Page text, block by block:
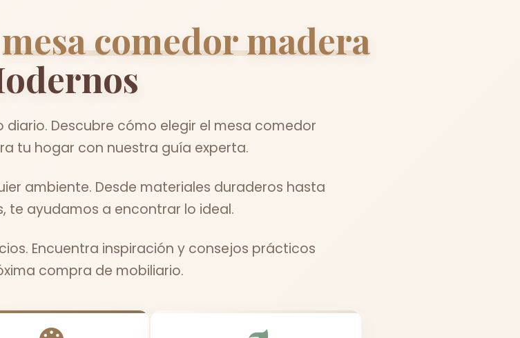
mesa comedor madera
diario. Descubre cómo elegir el mesa comedor
tu hogar con nuestra guía experta.
ambiente. Desde materiales duraderos hasta
te ayudamos a encontrar lo ideal.
Encuentra inspiración y consejos prácticos
compra de mobiliario.